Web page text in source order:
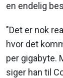
en endelig
"Det er nok
hvor det
per gigabyte.
siger han til